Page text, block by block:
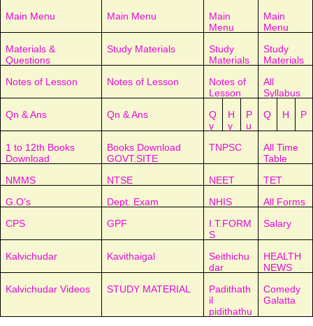
Main Menu Main Menu
Main
Menu
Main
Menu
Materials &
Questions
Study Materials
Study
Materials
Study
Materials
Notes of Lesson
Notes of Lesson
Notes of
Lesson
All
Syllabus
Qn & Ans
Qn & Ans
Q
y
H
y
P
u
Q H P
1 to 12th Books
Download
Books Download
GOVT.SITE
TNPSC
All Time
Table
NMMS
NTSE NEET
TET
G.O’s
Dept. Exam NHIS
All Forms
CPS
GPF
I.T.FORM
S
Salary
Kalvichudar Kavithaigal
Seithichu
dar
HEALTH
NEWS
Kalvichudar Videos
STUDY MATERIAL
Padithath
il
pidithathu
Comedy
Galatta